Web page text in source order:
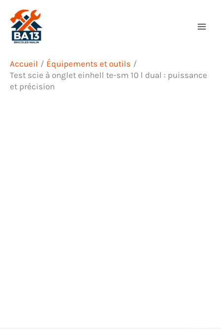
contenu
Accueil
Équipements et outils
Test scie à onglet einhell te-sm 10 l dual : puissance
et précision
Rechercher